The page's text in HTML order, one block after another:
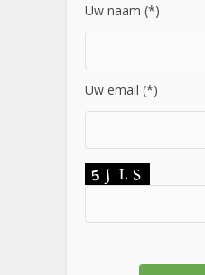
Uw naam (*)
Uw email (*)